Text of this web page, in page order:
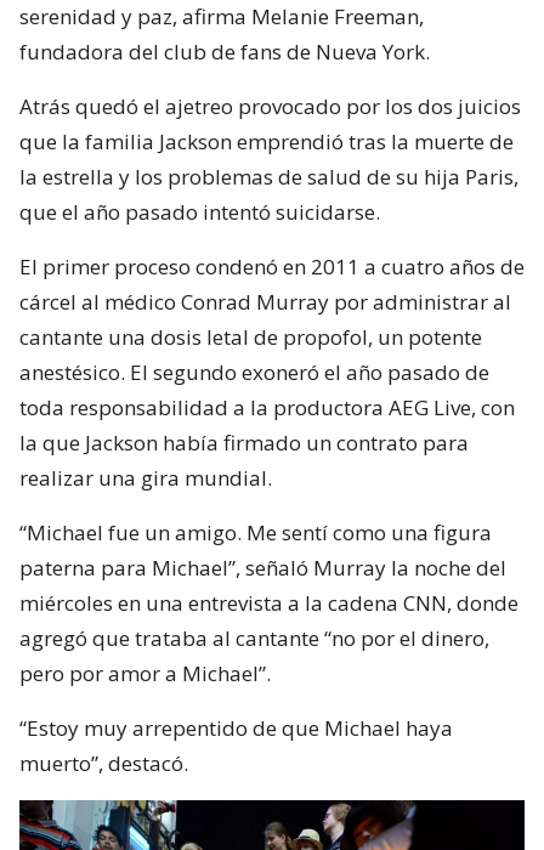
serenidad y paz, afirma Melanie Freeman,
fundadora del club de fans de Nueva York.
Atrás quedó el ajetreo provocado por los dos juicios
que la familia Jackson emprendió tras la muerte de
la estrella y los problemas de salud de su hija Paris,
que el año pasado intentó suicidarse.
El primer proceso condenó en 2011 a cuatro años de
cárcel al médico Conrad Murray por administrar al
cantante una dosis letal de propofol, un potente
anestésico. El segundo exoneró el año pasado de
toda responsabilidad a la productora AEG Live, con
la que Jackson había firmado un contrato para
realizar una gira mundial.
“Michael fue un amigo. Me sentí como una figura
paterna para Michael”, señaló Murray la noche del
miércoles en una entrevista a la cadena CNN, donde
agregó que trataba al cantante “no por el dinero,
pero por amor a Michael”.
“Estoy muy arrepentido de que Michael haya
muerto”, destacó.